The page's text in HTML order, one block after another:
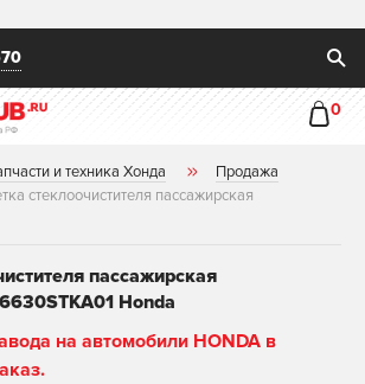
0
и техника Хонда
Продажа
стеклоочистителя пассажирская
пассажирская
Honda
на автомобили HONDA в